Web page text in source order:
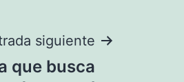
siguiente
que busca